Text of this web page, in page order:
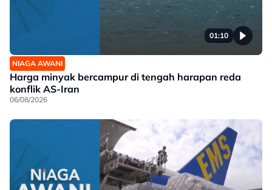
01:10
NIAGA AWANI
Harga minyak bercampur di tengah harapan reda
konflik AS-Iran
06/08/2026